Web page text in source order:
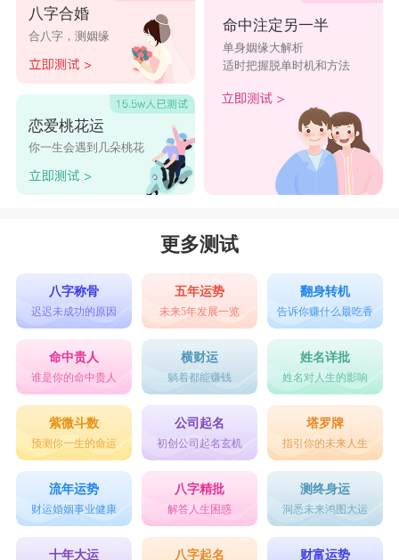
金牛座
8月爱情运势：
势尚可，受到周围朋友的劝导告诫以及旁人秀恩爱
的精神刺激，想要恋爱的想法非常踊跃，希望能够
尽快遇到属于自己的对的人。建议多在聚会上表现
自己，才能吸引优秀的单身异性的靠近。有伴的金
牛座与另一半感情发展顺利，彼此之间有越来越爱
的趋势，契合的心灵交流让彼此都认定了对方。
处女男不管是对自己还是对家庭忠诚，处女男
能把所有的事情打理得井井有条，一旦你们结婚，
那么你只需要努力闯事业就行，所有的后顾之忧处
女男都会替你解决。他们就是真么牛逼的存在，但
是处女男操心的事情多了难免话多，这个时候你还
是多盯着他们的优点吧，在一起久了你就会发现处
女男身上的更多的闪光点，也就是我所说的适合结
婚的原因。
处女座8月爱情运势：处女座
8月在爱情方面运
势良好，朋友都会积极地给你介绍对象，你可尝试
八字合婚
合八字，测姻缘
恋爱桃花运
你一生会遇到几朵桃花
命中注定另一半
单身姻缘大解析
适时把握脱单时机和方法
更多测试
八字称骨
迟迟未成功的原因
五年运势
未来5年发展一览
翻身转机
告诉你赚什么最吃香
命中贵人
谁是你的命中贵人
横财运
躺着都能赚钱
姓名详批
姓名对人生的影响
紫微斗数
预测你一生的命运
公司起名
初创公司起名玄机
塔罗牌
指引你的未来人生
流年运势
财运婚姻事业健康
八字精批
解答人生困惑
测终身运
洞悉未来鸿图大运
十年大运 八字起名 财富运势